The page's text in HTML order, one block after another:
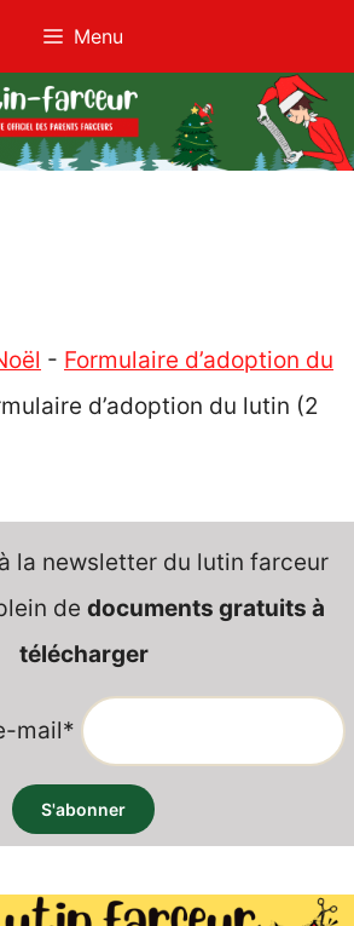
Menu
- Formulaire d’adoption du
d’adoption du lutin (2
la newsletter du lutin farceur
de documents gratuits à
télécharger
mail*